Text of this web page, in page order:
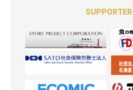
SUPPORTER